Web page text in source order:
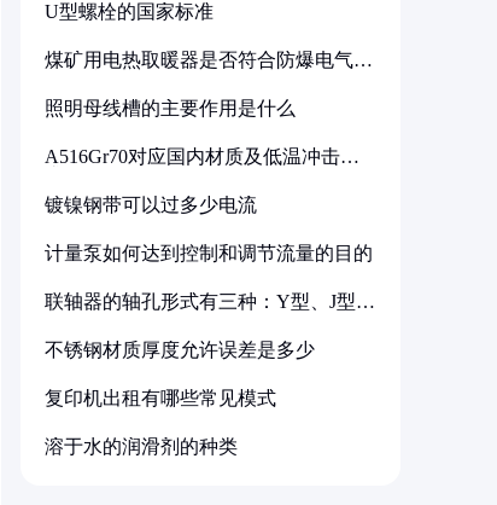
U型螺栓的国家标准
煤矿用电热取暖器是否符合防爆电气设
照明母线槽的主要作用是什么
A516Gr70对应国内材质及低温冲击要
镀镍钢带可以过多少电流
计量泵如何达到控制和调节流量的目的
联轴器的轴孔形式有三种：Y型、J型、
不锈钢材质厚度允许误差是多少
复印机出租有哪些常见模式
溶于水的润滑剂的种类